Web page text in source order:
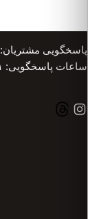
پاسخگویی مشتریان:
ساعات پاسخگویی: ۱۱ الی ۲۱ (روزهای غیر تعطیل)